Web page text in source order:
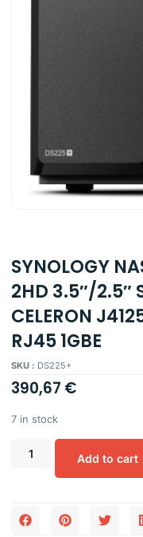
SYNOLOGY
2HD 3.5″/2.5″
CELERON
RJ45 1GBE
SKU : DS225+
390,67 €
7 in stock
Add to cart